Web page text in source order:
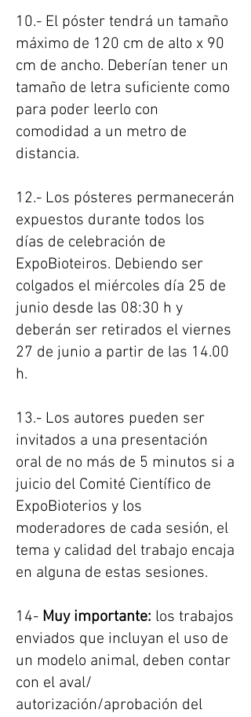
10.- El póster tendrá un tamaño
máximo de 120 cm de alto x 90
cm de ancho. Deberían tener un
tamaño de letra suficiente como
para poder leerlo con
comodidad a un metro de
distancia.
12.- Los pósteres permanecerán
expuestos durante todos los
días de celebración de
ExpoBioteiros. Debiendo ser
colgados el miércoles día 25 de
junio desde las 08:30 h y
deberán ser retirados el viernes
27 de junio a partir de las 14.00
h.
13.- Los autores pueden ser
invitados a una presentación
oral de no más de 5 minutos si a
juicio del Comité Científico de
ExpoBioterios y los
moderadores de cada sesión, el
tema y calidad del trabajo encaja
en alguna de estas sesiones.
14- Muy importante: los trabajos
enviados que incluyan el uso de
un modelo animal, deben contar
con el aval/
autorización/aprobación del